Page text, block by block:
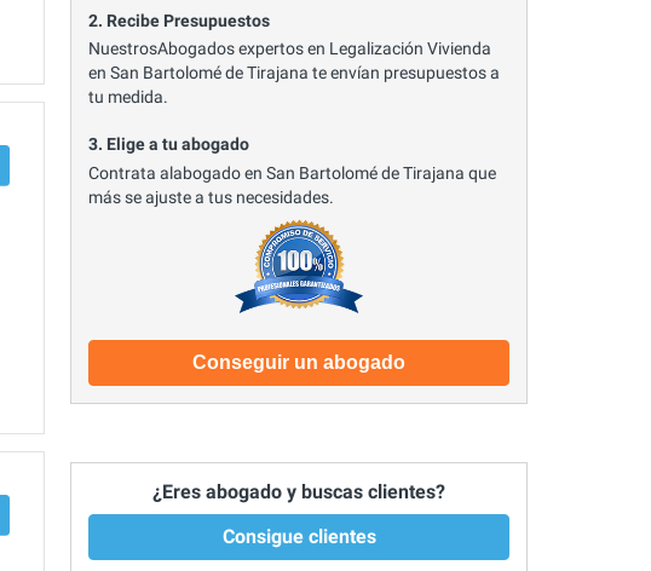
2. Recibe Presupuestos
NuestrosAbogados expertos en Legalización Vivienda
en San Bartolomé de Tirajana te envían presupuestos a
tu medida.
3. Elige a tu abogado
Contrata alabogado en San Bartolomé de Tirajana que
más se ajuste a tus necesidades.
Conseguir un abogado
¿Eres abogado y buscas clientes?
Consigue clientes